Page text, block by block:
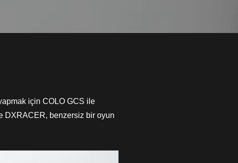
için COLO GCS ile
DXRACER, benzersiz bir oyun